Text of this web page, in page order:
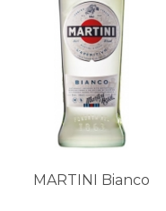
MARTINI Bianco